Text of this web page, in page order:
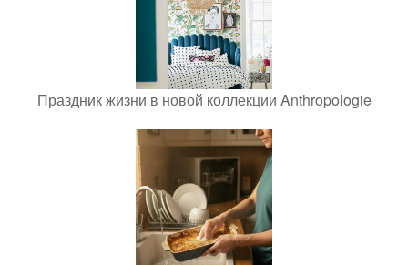
Праздник жизни в новой коллекции Anthropologie